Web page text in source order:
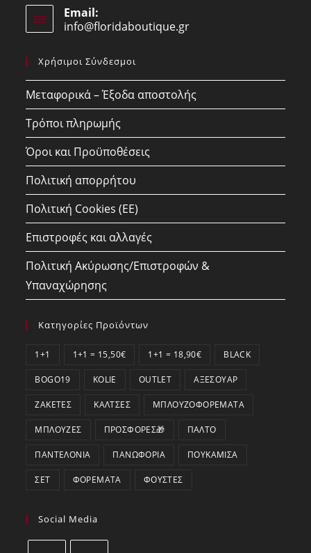
application
in
your
Email:
info@floridaboutique.grOpens
Χρήσιμοι Σύνδεσμοι
Μεταφορικά – Έξοδα αποστολής
Τρόποι πληρωμής
Όροι και Προϋποθέσεις
Πολιτική απορρήτου
Πολιτική Cookies (ΕΕ)
Επιστροφές και αλλαγές
Πολιτική Ακύρωσης/Επιστροφών &
Υπαναχώρησης
Κατηγορίες Προϊόντων
1+1 1+1 = 15,50€ 1+1 = 18,90€ BLACK
BOGO19 KOLIE OUTLET ΑΞΕΣΟΥΆΡ
ΖΑΚΈΤΕΣ ΚΆΛΤΣΕΣ ΜΠΛΟΥΖΟΦΟΡΈΜΑΤΑ
ΜΠΛΟΎΖΕΣ ΠΡΟΣΦΟΡΕΣ🎁 ΠΑΛΤΌ
ΠΑΝΤΕΛΌΝΙΑ ΠΑΝΩΦΌΡΙΑ ΠΟΥΚΆΜΙΣΑ
ΣΕΤ ΦΟΡΈΜΑΤΑ ΦΟΎΣΤΕΣ
Social Media